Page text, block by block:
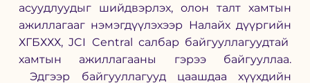
асуудлуудыг шийдвэрлэх, олон талт хамтын
ажиллагааг нэмэгдүүлэхээр Налайх дүүргийн
ХГБХХХ, JCI Central салбар байгууллагуудтай
хамтын ажиллагааны гэрээ байгууллаа.
Эдгээр байгууллагууд цаашдаа хүүхдийн